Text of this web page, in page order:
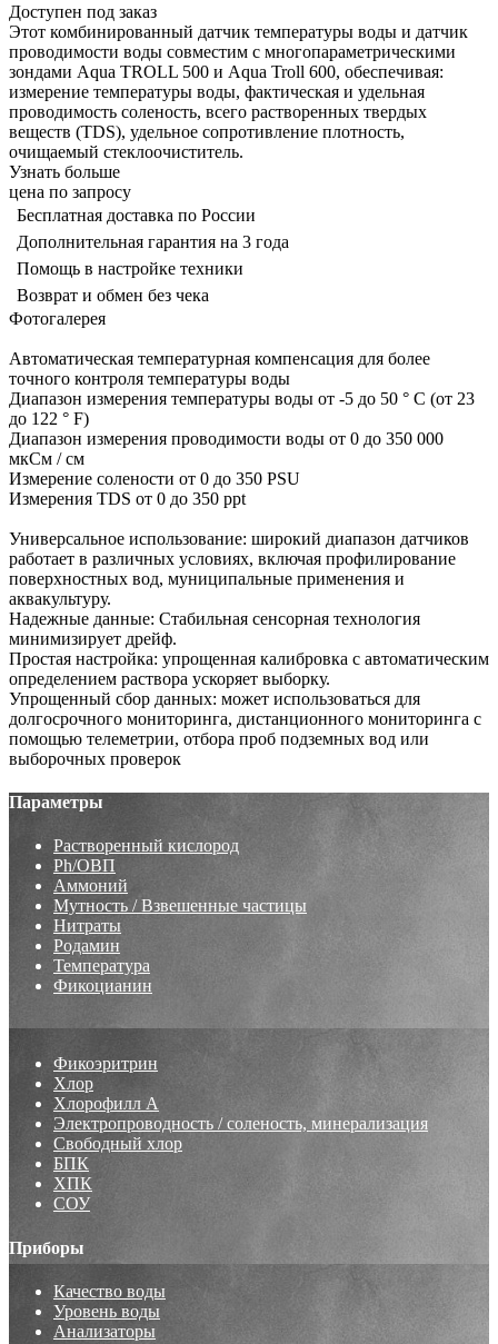
Доступен под заказ
Этот комбинированный датчик температуры воды и датчик
проводимости воды совместим с многопараметрическими
зондами Aqua TROLL 500 и Aqua Troll 600, обеспечивая:
измерение температуры воды, фактическая и удельная
проводимость соленость, всего растворенных твердых
веществ (TDS), удельное сопротивление плотность,
очищаемый стеклоочиститель.
Узнать больше
цена по запросу
Бесплатная доставка по России
Дополнительная гарантия на 3 года
Помощь в настройке техники
Возврат и обмен без чека
Фотогалерея
Автоматическая температурная компенсация для более
точного контроля температуры воды
Диапазон измерения температуры воды от -5 до 50 ° C (от 23
до 122 ° F)
Диапазон измерения проводимости воды от 0 до 350 000
мкСм / см
Измерение солености от 0 до 350 PSU
Измерения TDS от 0 до 350 ppt
Универсальное использование: широкий диапазон датчиков
работает в различных условиях, включая профилирование
поверхностных вод, муниципальные применения и
аквакультуру.
Надежные данные: Стабильная сенсорная технология
минимизирует дрейф.
Простая настройка: упрощенная калибровка с автоматическим
определением раствора ускоряет выборку.
Упрощенный сбор данных: может использоваться для
долгосрочного мониторинга, дистанционного мониторинга с
помощью телеметрии, отбора проб подземных вод или
выборочных проверок
Параметры
Растворенный кислород
Ph/ОВП
Аммоний
Мутность / Взвешенные частицы
Нитраты
Родамин
Температура
Фикоцианин
Фикоэритрин
Хлор
Хлорофилл А
Электропроводность / соленость, минерализация
Свободный хлор
БПК
ХПК
СОУ
Приборы
Качество воды
Уровень воды
Анализаторы